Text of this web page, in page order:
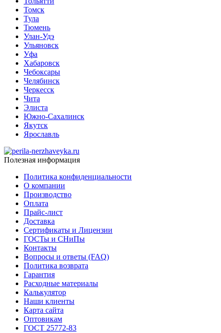
Томск
Тула
Тюмень
Улан-Удэ
Ульяновск
Уфа
Хабаровск
Чебоксары
Челябинск
Черкесск
Чита
Элиста
Южно-Сахалинск
Якутск
Ярославль
Полезная информация
Политика конфиденциальности
О компании
Производство
Оплата
Прайс-лист
Доставка
Сертификаты и Лицензии
ГОСТы и СНиПы
Контакты
Вопросы и ответы (FAQ)
Политика возврата
Гарантия
Расходные материалы
Калькулятор
Наши клиенты
Карта сайта
Оптовикам
ГОСТ 25772-83